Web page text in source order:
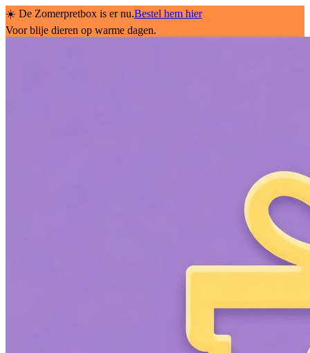
☀️ De Zomerpretbox is er nu.Bestel hem hier
Voor blije dieren op warme dagen.